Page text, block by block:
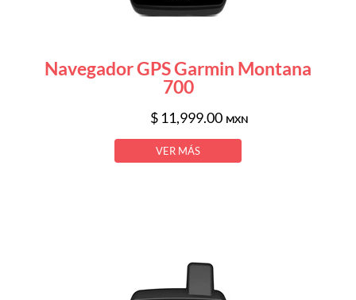
Navegador GPS Garmin Montana
700
$ 11,999.00 MXN
VER MÁS